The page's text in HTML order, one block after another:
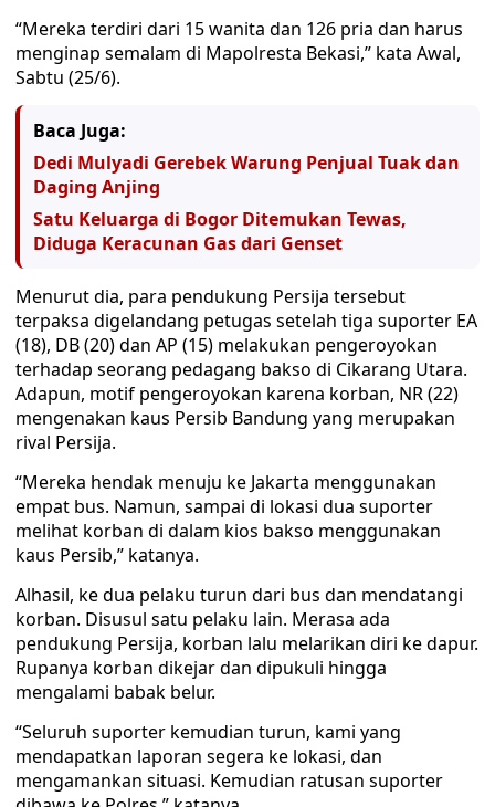
“Mereka terdiri dari 15 wanita dan 126 pria dan harus
menginap semalam di Mapolresta Bekasi,” kata Awal,
Sabtu (25/6).
Baca Juga:
Dedi Mulyadi Gerebek Warung Penjual Tuak dan
Daging Anjing
Satu Keluarga di Bogor Ditemukan Tewas,
Diduga Keracunan Gas dari Genset
Menurut dia, para pendukung Persija tersebut
terpaksa digelandang petugas setelah tiga suporter EA
(18), DB (20) dan AP (15) melakukan pengeroyokan
terhadap seorang pedagang bakso di Cikarang Utara.
Adapun, motif pengeroyokan karena korban, NR (22)
mengenakan kaus Persib Bandung yang merupakan
rival Persija.
“Mereka hendak menuju ke Jakarta menggunakan
empat bus. Namun, sampai di lokasi dua suporter
melihat korban di dalam kios bakso menggunakan
kaus Persib,” katanya.
Alhasil, ke dua pelaku turun dari bus dan mendatangi
korban. Disusul satu pelaku lain. Merasa ada
pendukung Persija, korban lalu melarikan diri ke dapur.
Rupanya korban dikejar dan dipukuli hingga
mengalami babak belur.
“Seluruh suporter kemudian turun, kami yang
mendapatkan laporan segera ke lokasi, dan
mengamankan situasi. Kemudian ratusan suporter